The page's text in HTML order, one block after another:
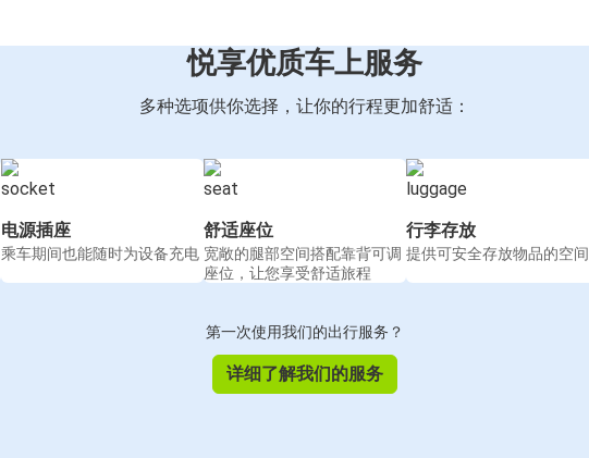
悦享优质车上服务
多种选项供你选择，让你的行程更加舒适：
电源插座
乘车期间也能随时为设备充电
舒适座位
宽敞的腿部空间搭配靠背可调
座位，让您享受舒适旅程
行李存放
提供可安全存放物品的空间
第一次使用我们的出行服务？
详细了解我们的服务